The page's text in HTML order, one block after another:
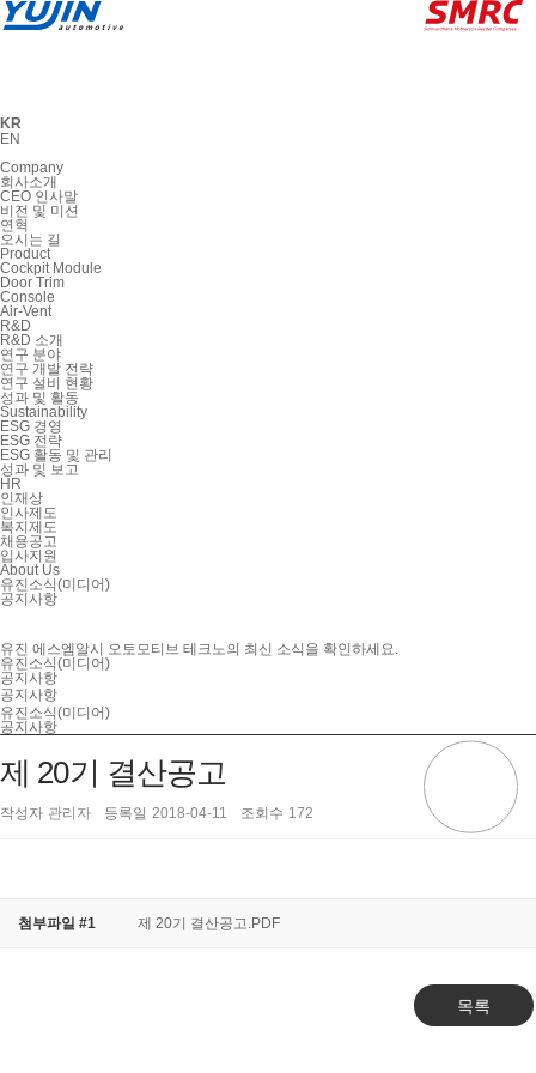
KR
EN
Company
회사소개
CEO 인사말
비전 및 미션
연혁
오시는 길
Product
Cockpit Module
Door Trim
Console
Air-Vent
R&D
R&D 소개
연구 분야
연구 개발 전략
연구 설비 현황
성과 및 활동
Sustainability
ESG 경영
ESG 전략
ESG 활동 및 관리
성과 및 보고
HR
인재상
인사제도
복지제도
채용공고
입사지원
About Us
유진소식(미디어)
공지사항
유진 에스엠알시 오토모티브 테크노의 최신 소식을 확인하세요.
유진소식(미디어)
공지사항
공지사항
유진소식(미디어)
공지사항
제 20기 결산공고
작성자 관리자 등록일 2018-04-11 조회수 172
첨부파일 #1 제 20기 결산공고.PDF
목록